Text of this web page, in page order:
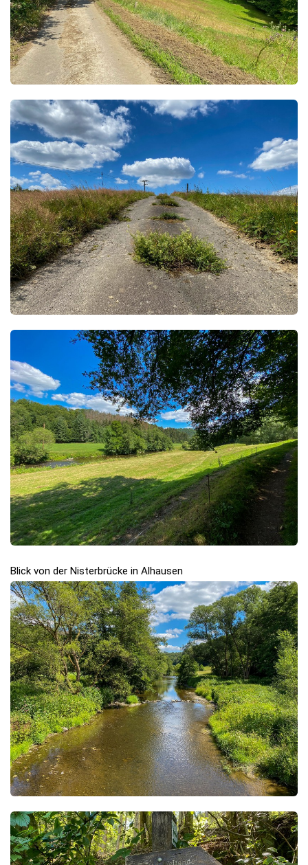
Blick von der Nisterbrücke in Alhausen